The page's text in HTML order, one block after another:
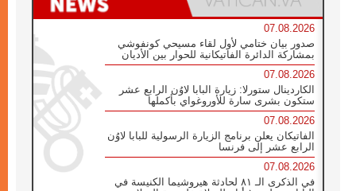
07.08.2026
صدور بيان ختامي لأول لقاء مسيحي كونفوشي
بمشاركة الدائرة الفاتيكانية للحوار بين الأديان
07.08.2026
الكاردينال ستورلا: زيارة البابا لاوُن الرابع عشر
ستكون بشرى سارة للأوروغواي بأكملها
07.08.2026
الفاتيكان يعلن برنامج الزيارة الرسولية للبابا لاوُن
الرابع عشر إلى فرنسا
07.08.2026
في الذكرى الـ ٨١ لحادثة هيروشيما الكنيسة في